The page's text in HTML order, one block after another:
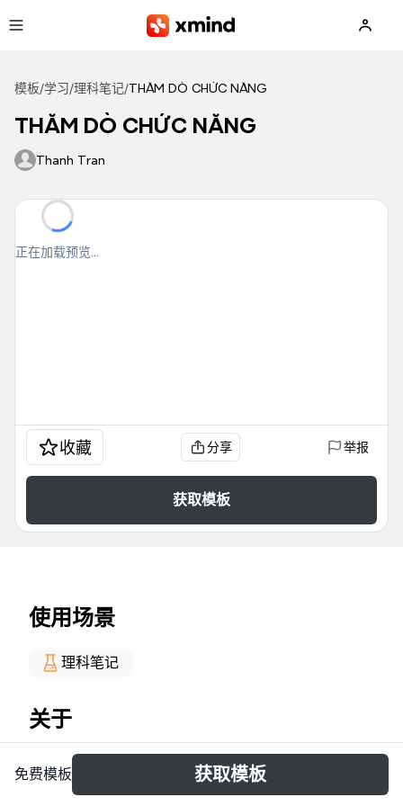
模板/学习/理科笔记/THĂM DÒ CHỨC NĂNG
THĂM DÒ CHỨC NĂNG
Thanh Tran
正在加载预览...
收藏 分享 举报
获取模板
使用场景
理科笔记
关于
Bản đồ tư duy 'THĂM DÒ CHỨC NĂNG' cung cấp
kiến thức tổng quan về các xét nghiệm chức năng
免费模板 获取模板